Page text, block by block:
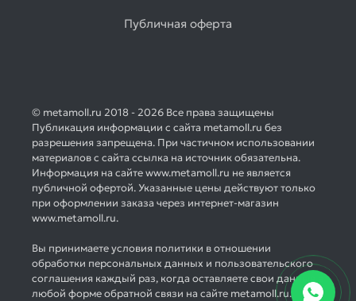
Публичная оферта
© metamoll.ru 2018 - 2026 Все права защищены
Публикация информации с сайта metamoll.ru без
разрешения запрещена. При частичном использовании
материалов с сайта ссылка на источник обязательна.
Информация на сайте www.metamoll.ru не является
публичной офертой. Указанные цены действуют только
при оформлении заказа через интернет-магазин
www.metamoll.ru.
Вы принимаете условия политики в отношении
обработки персональных данных и пользовательского
соглашения каждый раз, когда оставляете свои данные в
любой форме обратной связи на сайте metamoll.ru.